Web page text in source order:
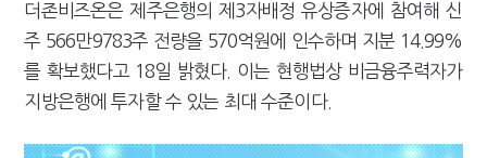
반도체·AI로봇 국내 생산땐 세금 깎아준다
"오래 보유보다 오래 살아야"…1주택 세금 '실거주' 중심으로
강남이 좋다는 건 옛말…강서세무서장이 더 낫다?
[2026 세제개편]"상속 닥치면 늦다"…가업승계 성패, 시간에 달렸다
더존비즈온은 제주은행의 제3자배정 유상증자에 참여해 신
주 566만9783주 전량을 570억원에 인수하며 지분 14.99%
를 확보했다고 18일 밝혔다. 이는 현행법상 비금융주력자가
지방은행에 투자할 수 있는 최대 수준이다.